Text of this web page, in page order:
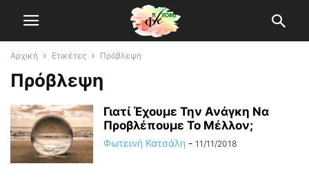
Αρχική Ετικέτες Πρόβλεψη
Πρόβλεψη
Γιατί Έχουμε Την Ανάγκη Να
Προβλέπουμε Το Μέλλον;
Φωτεινή Κατσάλη - 11/11/2018